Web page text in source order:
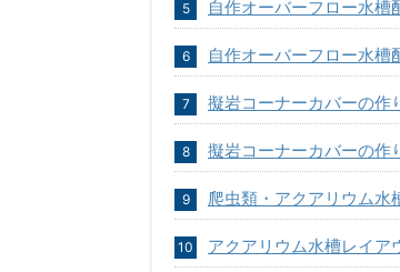
自作オーバーフロー水
自作オーバーフロー水
擬岩コーナーカバーの作
擬岩コーナーカバーの作
爬虫類・アクアリウム水
アクアリウム水槽レイア